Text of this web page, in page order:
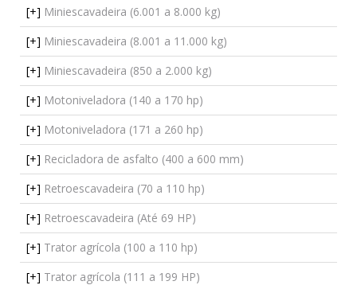
[+] Miniescavadeira (6.001 a 8.000 kg)
[+] Miniescavadeira (8.001 a 11.000 kg)
[+] Miniescavadeira (850 a 2.000 kg)
[+] Motoniveladora (140 a 170 hp)
[+] Motoniveladora (171 a 260 hp)
[+] Recicladora de asfalto (400 a 600 mm)
[+] Retroescavadeira (70 a 110 hp)
[+] Retroescavadeira (Até 69 HP)
[+] Trator agrícola (100 a 110 hp)
[+] Trator agrícola (111 a 199 HP)